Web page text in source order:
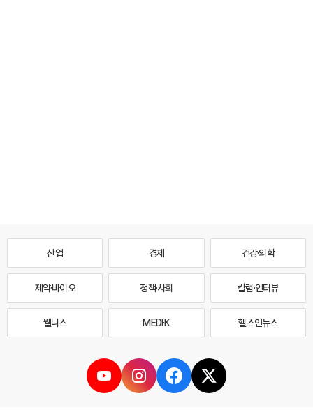
산업 경제 건강·의학
제약·바이오 정책·사회 칼럼·인터뷰
웰니스 MEDI·K 헬스인뉴스